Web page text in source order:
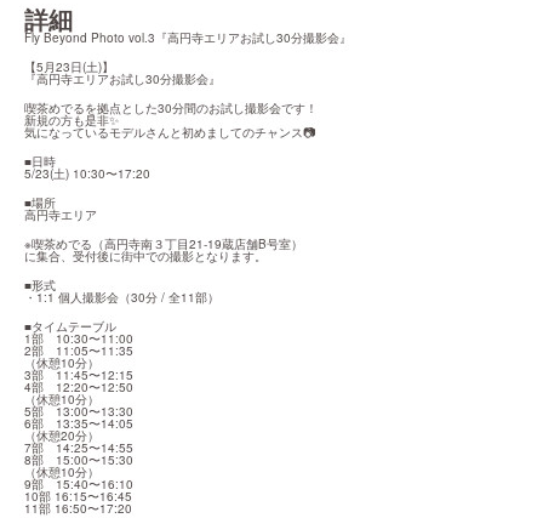
詳細
Fly Beyond Photo vol.3『高円寺エリアお試し30分撮影会』
【5月23日(土)】
『高円寺エリアお試し30分撮影会』
喫茶めでるを拠点とした30分間のお試し撮影会です！
新規の方も是非✨
気になっているモデルさんと初めましてのチャンス📷
■日時
5/23(土) 10:30〜17:20
■場所
高円寺エリア
※喫茶めでる（高円寺南３丁目21-19蔵店舗B号室）
に集合、受付後に街中での撮影となります。
■形式
・1:1 個人撮影会（30分 / 全11部）
■タイムテーブル
1部　10:30〜11:00
2部　11:05〜11:35
（休憩10分）
3部　11:45〜12:15
4部　12:20〜12:50
（休憩10分）
5部　13:00〜13:30
6部　13:35〜14:05
（休憩20分）
7部　14:25〜14:55
8部　15:00〜15:30
（休憩10分）
9部　15:40〜16:10
10部 16:15〜16:45
11部 16:50〜17:20